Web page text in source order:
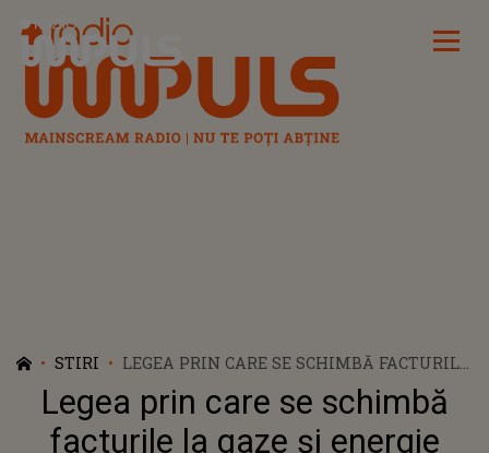
Radio Impuls
STIRI
LEGEA PRIN CARE SE SCHIMBĂ FACTURILE
LA GAZE ȘI ENERGIE ELECTRICĂ A FOST
ADOPTATĂ! CE VA SCRIE PE ELE ÎNCEPÂND
DIN TOAMNĂ
Legea prin care se schimbă
facturile la gaze și energie